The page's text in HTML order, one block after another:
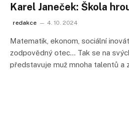
Karel Janeček: Škola
redakce 4. 10. 2024
Matematik, ekonom, sociální
zodpovědný otec… Tak se na
představuje muž mnoha talentů a